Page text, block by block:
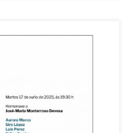
h, o local do Circo de Artesáns
María Monterroso Devesa,
entidades culturais da
de Amigos dos Museos de